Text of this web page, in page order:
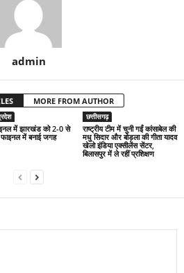
admin
MORE FROM AUTHOR
में झारखंड को 2-0 से
में बनाई जगह
छत्तीसगढ़
राष्ट्रीय टीम में चुनी गईं कांसाबेल की
मधु सिदार और बोड़ला की गीता यादव
खेलो इंडिया एक्सीलेंस सेंटर,
बिलासपुर में ले रहीं प्रशिक्षण